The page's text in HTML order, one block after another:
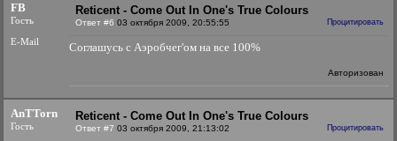
FB
Гость
E-Mail
Reticent - Come Out In One's True Colours
Ответ #6 03 октября 2009, 20:55:55 Процитировать
Соглашусь с Аэробчег'ом на все 100%
Авторизован
AnTTorn
Гость
Reticent - Come Out In One's True Colours
Ответ #7 03 октября 2009, 21:13:02 Процитировать